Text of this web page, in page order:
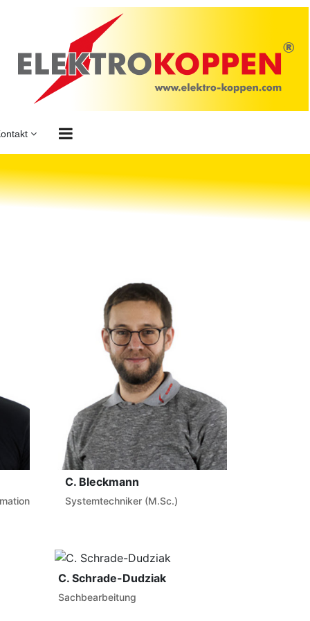
C. Bleckmann
Systemtechniker (M.Sc.)
C. Schrade-Dudziak
Sachbearbeitung